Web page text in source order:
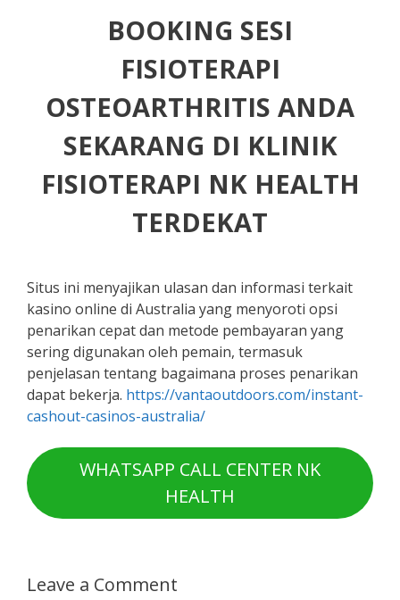
BOOKING SESI
FISIOTERAPI
OSTEOARTHRITIS ANDA
SEKARANG DI KLINIK
FISIOTERAPI NK HEALTH
TERDEKAT
Situs ini menyajikan ulasan dan informasi terkait
kasino online di Australia yang menyoroti opsi
penarikan cepat dan metode pembayaran yang
sering digunakan oleh pemain, termasuk
penjelasan tentang bagaimana proses penarikan
dapat bekerja. https://vantaoutdoors.com/instant-
cashout-casinos-australia/
WHATSAPP CALL CENTER NK
HEALTH
Leave a Comment